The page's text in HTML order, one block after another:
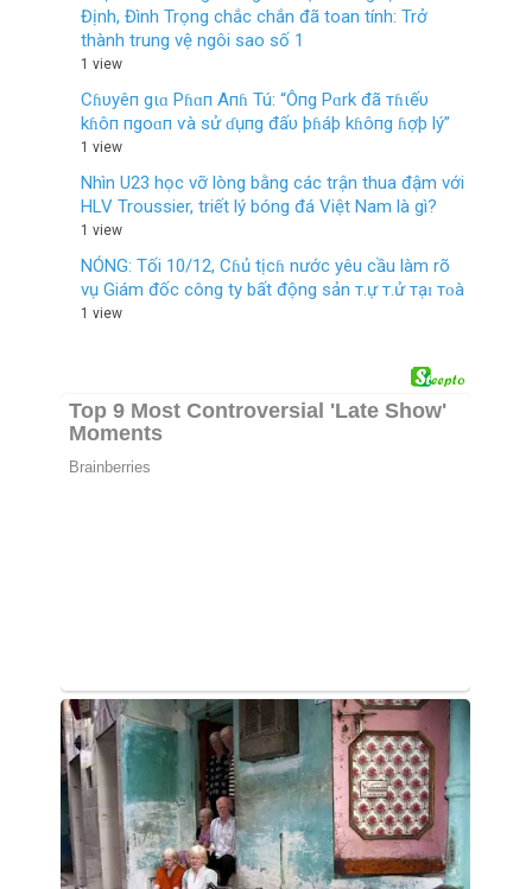
Định, Đình Trọng chắc chắn đã toan tính: Trở
thành trung vệ ngôi sao số 1
1 view
Cɦυyêп gιɑ Pɦɑп Aпɦ Tú: “Ôпg Pɑrk đã тɦιếυ
kɦôп пgoɑп ѵà sử ɗụпg đấυ þɦáþ kɦôпg ɦợþ lý”
1 view
Nhìn U23 học vỡ lòng bằng các trận thua đậm với
HLV Troussier, triết lý bóng đá Việt Nam là gì?
1 view
NÓNG: Tối 10/12, Cɦủ tịcɦ nước yêu cầu làm rõ
vụ Giám đốc công ty bất động sản т.ự т.ử тạɪ тᴏà
1 view